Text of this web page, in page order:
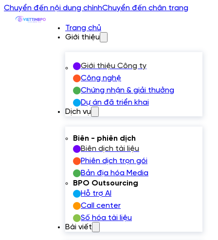
Chuyển đến nội dung chínhChuyển đến chân trang
Trang chủ
Giới thiệu
Giới thiệu Công ty
Công nghệ
Chứng nhận & giải thưởng
Dự án đã triển khai
Dịch vụ
Biên - phiên dịch
Biên dịch tài liệu
Phiên dịch trọn gói
Bản địa hóa Media
BPO Outsourcing
Hỗ trợ AI
Call center
Số hóa tài liệu
Bài viết